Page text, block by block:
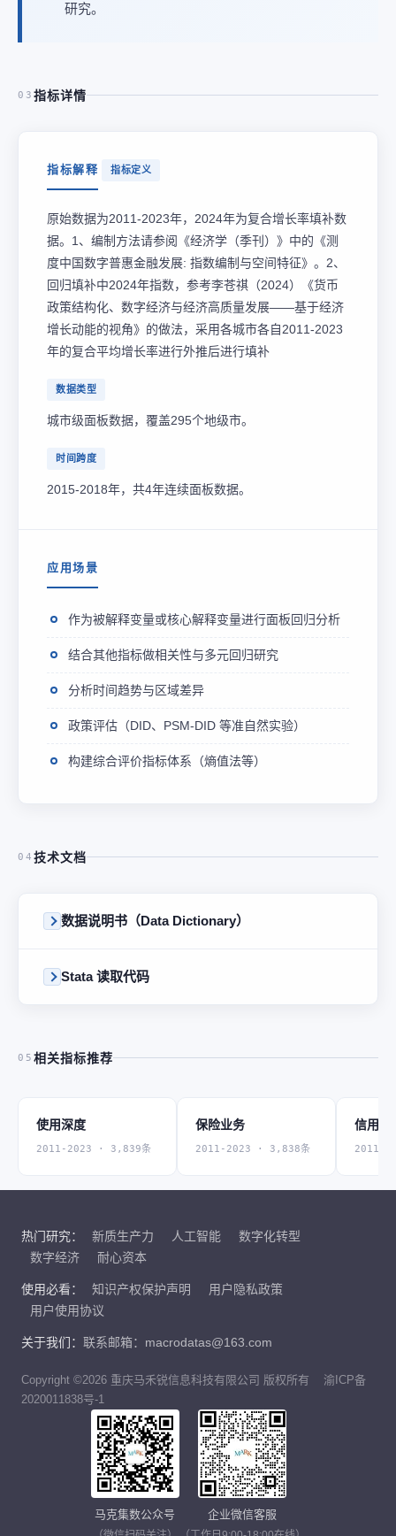
研究。
03 指标详情
指标解释 指标定义
原始数据为2011-2023年，2024年为复合增长率填补数
据。1、编制方法请参阅《经济学（季刊）》中的《测
度中国数字普惠金融发展: 指数编制与空间特征》。2、
回归填补中2024年指数，参考李苍祺（2024）《货币
政策结构化、数字经济与经济高质量发展——基于经济
增长动能的视角》的做法，采用各城市各自2011-2023
年的复合平均增长率进行外推后进行填补
数据类型
城市级面板数据，覆盖295个地级市。
时间跨度
2015-2018年，共4年连续面板数据。
应用场景
作为被解释变量或核心解释变量进行面板回归分析
结合其他指标做相关性与多元回归研究
分析时间趋势与区域差异
政策评估（DID、PSM-DID 等准自然实验）
构建综合评价指标体系（熵值法等）
04 技术文档
数据说明书（Data Dictionary）
Stata 读取代码
05 相关指标推荐
使用深度
2011-2023 · 3,839条
保险业务
2011-2023 · 3,838条
信用业
2011-
热门研究： 新质生产力 人工智能
数字化转型
数字经济
耐心资本
使用必看： 知识产权保护声明
用户隐私政策
用户使用协议
关于我们： 联系邮箱：macrodatas@163.com
Copyright ©2026 重庆马禾锐信息科技有限公司 版权所有
渝ICP备
2020011838号-1
马克集数公众号 企业微信客服